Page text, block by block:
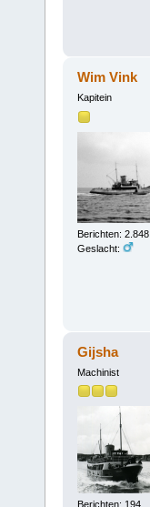
Wim Vink
Kapitein
Berichten: 2.848
Geslacht:
Gijsha
Machinist
Berichten: 194